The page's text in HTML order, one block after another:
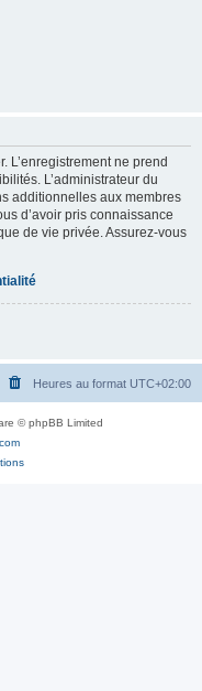
L’enregistrement ne prend
L’administrateur du
additionnelles aux membres
d’avoir pris connaissance
de vie privée. Assurez-vous
Heures au format UTC+02:00
© phpBB Limited